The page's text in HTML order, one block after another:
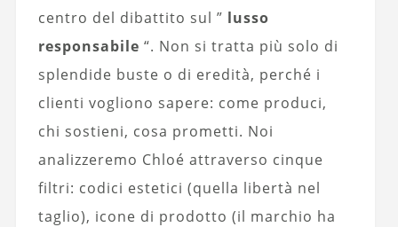
centro del dibattito sul ” lusso
responsabile “. Non si tratta più solo di
splendide buste o di eredità, perché i
clienti vogliono sapere: come produci,
chi sostieni, cosa prometti. Noi
analizzeremo Chloé attraverso cinque
filtri: codici estetici (quella libertà nel
taglio), icone di prodotto (il marchio ha